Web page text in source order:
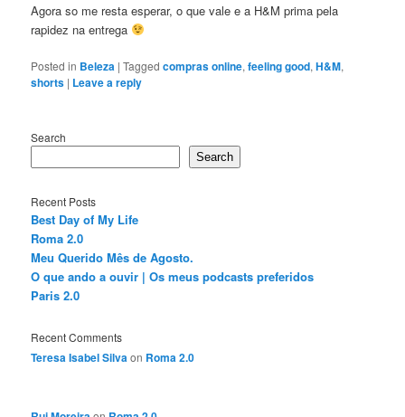
Agora so me resta esperar, o que vale e a H&M prima pela
rapidez na entrega
Posted in Beleza |Tagged compras online,feeling good,H&M,
shorts | Leave a reply
Search
Search
Recent Posts
Best Day of My Life
Roma 2.0
Meu Querido Mês de Agosto.
O que ando a ouvir | Os meus podcasts preferidos
Paris 2.0
Recent Comments
Teresa Isabel Silvaon Roma 2.0